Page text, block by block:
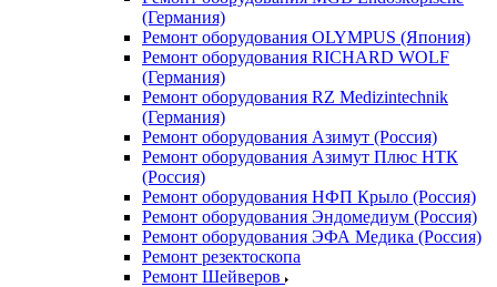
(Германия)
Ремонт оборудования OLYMPUS (Япония)
Ремонт оборудования RICHARD WOLF
(Германия)
Ремонт оборудования RZ Medizintechnik
(Германия)
Ремонт оборудования Азимут (Россия)
Ремонт оборудования Азимут Плюс НТК
(Россия)
Ремонт оборудования НФП Крыло (Россия)
Ремонт оборудования Эндомедиум (Россия)
Ремонт оборудования ЭФА Медика (Россия)
Ремонт резектоскопа
Ремонт Шейверов